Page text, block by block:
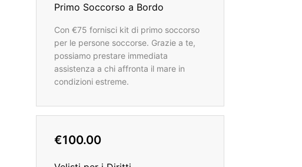
Primo Soccorso a Bordo
Con €75 fornisci kit di primo soccorso
per le persone soccorse. Grazie a te,
possiamo prestare immediata
assistenza a chi affronta il mare in
condizioni estreme.
€100.00